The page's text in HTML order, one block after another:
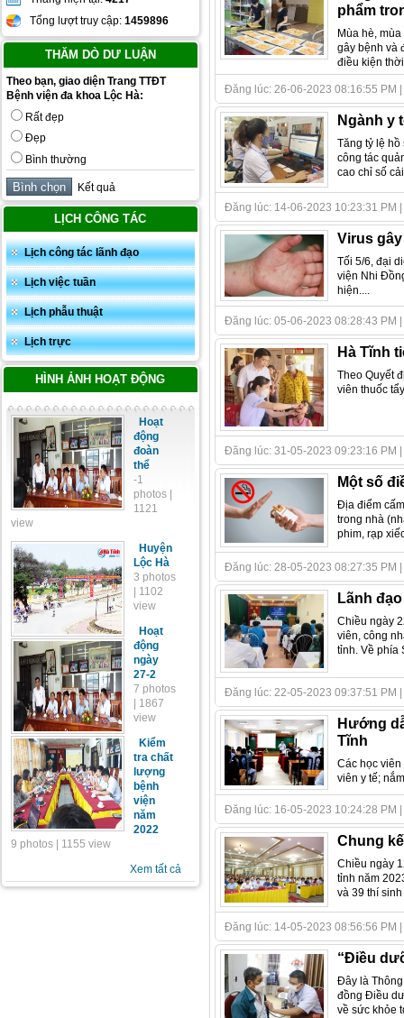
Tổng lượt truy cập: 1459896
THĂM DÒ DƯ LUẬN
Theo bạn, giao diện Trang TTĐT
Bệnh viện đa khoa Lộc Hà:
Rất đẹp
Đẹp
Bình thường
Kết quả
LỊCH CÔNG TÁC
Lịch công tác lãnh đạo
Lịch việc tuần
Lịch phẫu thuật
Lịch trực
HÌNH ẢNH HOẠT ĐỘNG
Hoạt
động
đoàn
thể
-1
photos |
1121
view
Huyện
Lộc Hà
3 photos
| 1102
view
Hoạt
động
ngày
27-2
7 photos
| 1867
view
Kiểm
tra chất
lượng
bệnh
viện
năm
2022
9 photos | 1155 view
Xem tất cả
phẩm
Mùa hè,
gây bệnh và
điều kiện
Đăng lúc: 26-06-2023 08:16:55 PM
Ngành y
Tăng tỷ lệ
công tác
cao chỉ số
Đăng lúc: 14-06-2023 10:23:31 PM
Virus
Tối 5/6, đại
viện Nhi
hiện....
Đăng lúc: 05-06-2023 08:28:43 PM
Hà Tĩnh
Theo Quyết
viên thuốc
Đăng lúc: 31-05-2023 09:23:16 PM
Một số
Địa điểm
trong nhà
phim, rạp
Đăng lúc: 28-05-2023 08:27:35 PM
Lãnh
Chiều ngày
viên, công
tỉnh. Về phía
Đăng lúc: 22-05-2023 09:37:51 PM
Hướng
Tĩnh
Các học
viên y tế;
Đăng lúc: 16-05-2023 10:24:28 PM
Chung
Chiều ngày
tỉnh năm
và 39 thí
Đăng lúc: 14-05-2023 08:56:56 PM
“Điều
Đây là
đồng Điều
về sức khỏe